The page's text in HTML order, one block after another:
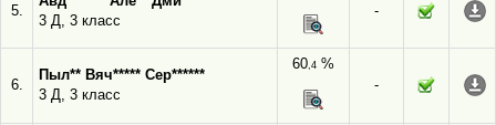
5.
3 Д, 3 класс
-
6.
Пыл** Вяч***** Сер******
3 Д, 3 класс
60,4 %
-